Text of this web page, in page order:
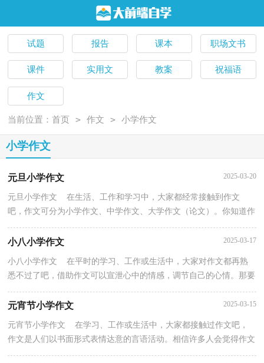
试题 报告 课本 职场文书
课件 实用文 教案 祝福语
作文
当前位置：首页 > 作文 > 小学作文
小学作文
元旦小学作文 2025-03-20
元旦小学作文 在生活、工作和学习中，大家都经常接触到作文
吧，作文可分为小学作文、中学作文、大学作文（论文）。你知道作
文怎样才能写的好吗？下面是小编帮大家整理的元旦小学作...
小八小学作文 2025-03-17
小八小学作文 在平时的学习、工作或生活中，大家对作文都再熟
悉不过了吧，借助作文可以宣泄心中的情感，调节自己的心情。那要
元宵节小学作文 2025-03-15
元宵节小学作文 在学习、工作或生活中，大家都接触过作文吧，
作文是人们以书面形式表情达意的言语活动。相信许多人会觉得作文
很难写吧，下面是小编整理的元宵节小学作文，仅供参...